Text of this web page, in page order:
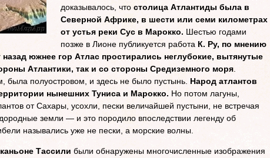
доказывалось, что столица Атлантиды была в
Северной Африке, в шести или семи километрах
от устья реки Сус в Марокко. Шестью годами
позже в Лионе публикуется работа К. Ру, по мнению
назад южнее гор Атлас простирались неглубокие, вытянутые
Атлантики, так и со стороны Средиземного моря
полуостровом, и здесь не было пустынь. Народ атлантов
нынешних Туниса и Марокко. Но потом лагуны,
от Сахары, усохли, пески величайшей пустыни, не встречая
земли — и это породило впоследствии легенду об
назывались уже не пески, а морские волны.
Тассили были обнаружены многочисленные изображения